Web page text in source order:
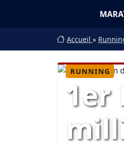
Accueil »
RUNNING
1er